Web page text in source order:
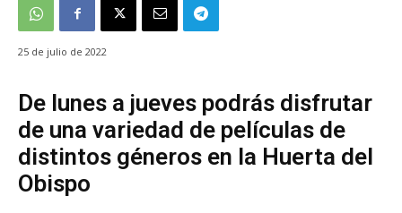
25 de julio de 2022
De lunes a jueves podrás disfrutar
de una variedad de películas de
distintos géneros en la Huerta del
Obispo